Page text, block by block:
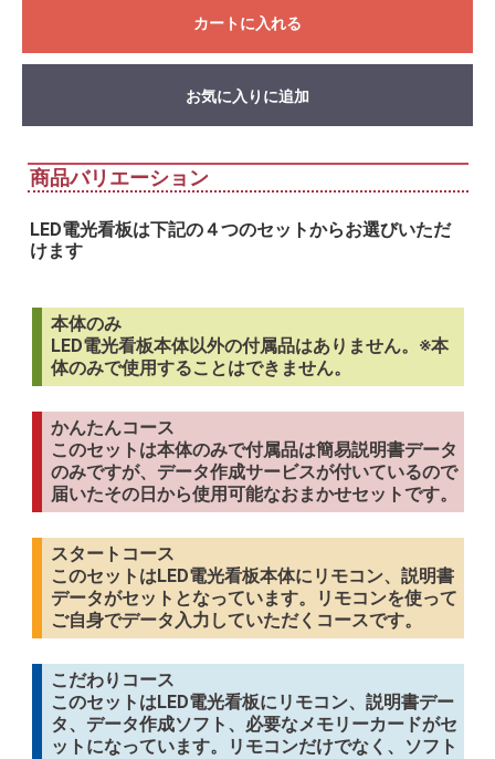
カートに入れる
お気に入りに追加
商品バリエーション
LED電光看板は下記の４つのセットからお選びいただ
けます
本体のみ
LED電光看板本体以外の付属品はありません。※本
体のみで使用することはできません。
かんたんコース
このセットは本体のみで付属品は簡易説明書データ
のみですが、データ作成サービスが付いているので
届いたその日から使用可能なおまかせセットです。
スタートコース
このセットはLED電光看板本体にリモコン、説明書
データがセットとなっています。リモコンを使って
ご自身でデータ入力していただくコースです。
こだわりコース
このセットはLED電光看板にリモコン、説明書デー
タ、データ作成ソフト、必要なメモリーカードがセ
ットになっています。リモコンだけでなく、ソフト